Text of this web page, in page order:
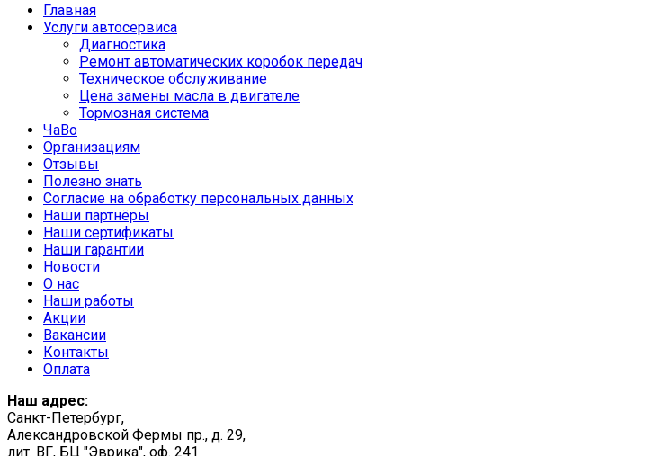
Главная
Услуги автосервиса
Диагностика
Ремонт автоматических коробок передач
Техническое обслуживание
Цена замены масла в двигателе
Тормозная система
ЧаВо
Организациям
Отзывы
Полезно знать
Согласие на обработку персональных данных
Наши партнёры
Наши сертификаты
Наши гарантии
Новости
О нас
Наши работы
Акции
Вакансии
Контакты
Оплата
Наш адрес:
Санкт-Петербург,
Александровской Фермы пр., д. 29,
лит. ВГ, БЦ "Эврика", оф. 241